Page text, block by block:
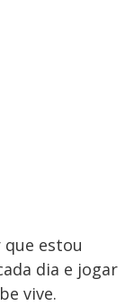
que estou
dia e jogar
vive.